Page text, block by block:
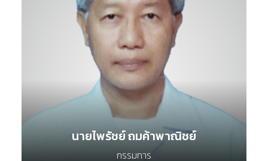
นายไพรัชย์ ถมค้าพาณิชย์
กรรมการ